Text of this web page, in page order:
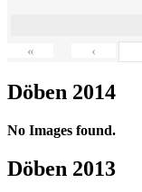
« ‹
Döben 2014
No Images found.
Döben 2013